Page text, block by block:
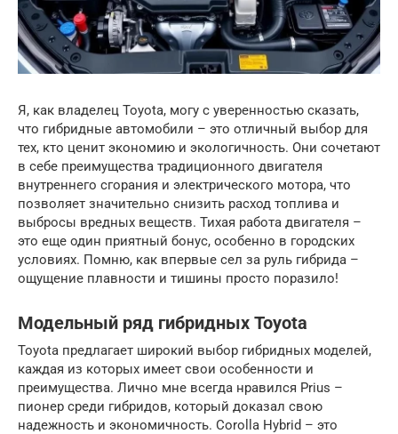
Я, как владелец Toyota, могу с уверенностью сказать,
что гибридные автомобили – это отличный выбор для
тех, кто ценит экономию и экологичность. Они сочетают
в себе преимущества традиционного двигателя
внутреннего сгорания и электрического мотора, что
позволяет значительно снизить расход топлива и
выбросы вредных веществ. Тихая работа двигателя –
это еще один приятный бонус, особенно в городских
условиях. Помню, как впервые сел за руль гибрида –
ощущение плавности и тишины просто поразило!
Модельный ряд гибридных Toyota
Toyota предлагает широкий выбор гибридных моделей,
каждая из которых имеет свои особенности и
преимущества. Лично мне всегда нравился Prius –
пионер среди гибридов, который доказал свою
надежность и экономичность. Corolla Hybrid – это